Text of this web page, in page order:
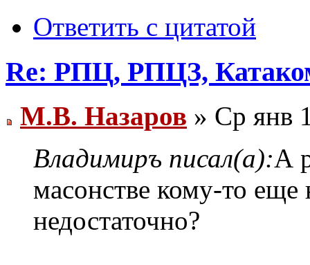
Ответить с цитатой
Re: РПЦ, РПЦЗ,
М.В. Назаров » Ср янв
Владимиръ писал(а):А
масонстве кому-то еще
недостаточно?